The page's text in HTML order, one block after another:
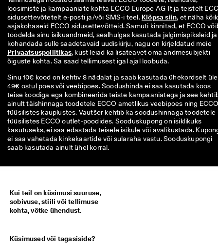
loosimiste ja kampaaniate kohta ECCO Europe AG-lt ja teistelt
sidusettevõtetelt e-posti ja/või SMS-i teel. Klõpsa siin, et näha
asjakohaseid ECCO sidusettevõtteid. Samuti kinnitad, et ECCO
töödelda sinu isikuandmeid, sealhulgas kasutada jälgimispiksleid ja
kohandada sulle saadetavaid uudiskirju, nagu on kirjeldatud meie
Privaatsuspoliitikas, kust leiad ka lisateavet oma andmesubjekti
õiguste kohta. Sa saad tellimusest igal ajal loobuda.
Sinu 10€ kood on kehtiv 8 nädalat ja saab kasutada ühekordselt üle
49€ ostul poes või veebipoes. Soodushinda ei saa kasutada koos
teise koodiga ega kombineerida teiste kampaaniatega ja see
ainult täishinnaga toodetele ECCO ametlikus veebipoes ning
füüsilistes kauplustes. Vautšer kehtib ka soodushinnaga toodetele
füüsilistes ECCO outlet-poodides. Sooduskupong on isiklikuks
kasutuseks, ei saa edastada teisele isikule või avalikustada.
ei saa vahetada kinkekaartide või sularaha vastu. Sooduskupongi
saab kasutada ainult ühel korral.
Kui teil on küsimusi suuruse,
sobivuse, stiili või tellimuse
kohta, võtke ühendust.
Küsimused või tagasiside?